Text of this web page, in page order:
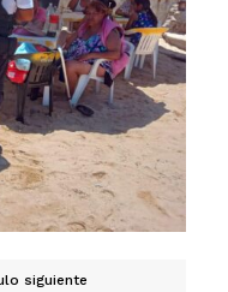
siguiente